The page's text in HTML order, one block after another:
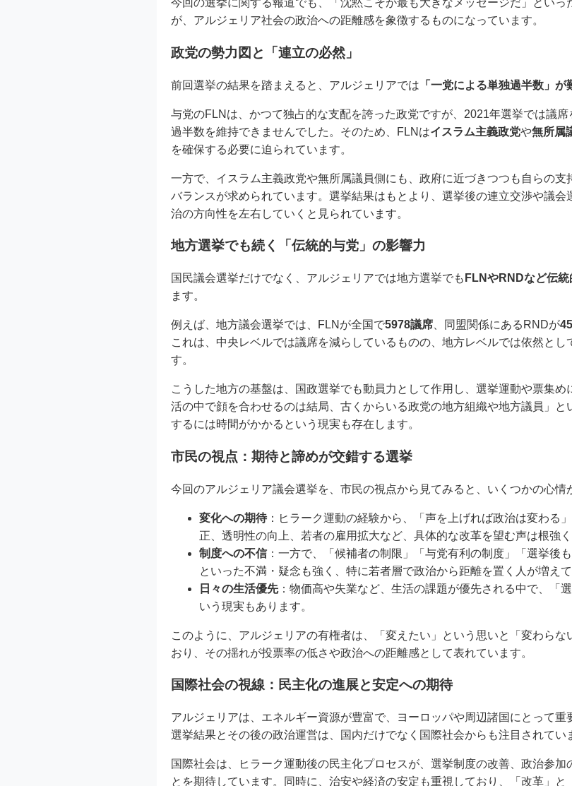
今回の選挙に関する報道でも、「沈黙こそが最も大きなメッセージだ」といっ
が、アルジェリア社会の政治への距離感を象徴するものになっています。
政党の勢力図と「連立の必然」
前回選挙の結果を踏まえると、アルジェリアでは 「一党による単独過半数」が
与党のFLNは、かつて独占的な支配を誇った政党ですが、2021年選挙では議
過半数を維持できませんでした。そのため、FLNはイスラム主義政党や無所属
を確保する必要に迫られています。
一方で、イスラム主義政党や無所属議員側にも、政府に近づきつつも自らの
バランスが求められています。選挙結果はもとより、選挙後の連立交渉や議
治の方向性を左右していくと見られています。
地方選挙でも続く「伝統的与党」の影響力
国民議会選挙だけでなく、アルジェリアでは地方選挙でも FLNやRNDなど伝
ます。
例えば、地方議会選挙では、FLNが全国で5978議席 、同盟関係にあるRNDが
これは、中央レベルでは議席を減らしているものの、地方レベルでは依然と
す。
こうした地方の基盤は、国政選挙でも動員力として作用し、選挙運動や票集
活の中で顔を合わせるのは結局、古くからいる政党の地方組織や地方議員」
するには時間がかかるという現実も存在します。
市民の視点：期待と諦めが交錯する選挙
今回のアルジェリア議会選挙を、市民の視点から見てみると、いくつかの心情
変化への期待：ヒラーク運動の経験から、「声を上げれば政治は変わる
正、透明性の向上、若者の雇用拡大など、具体的な改革を望む声は根強く
制度への不信：一方で、「候補者の制限」「与党有利の制度」「選挙後
といった不満・疑念も強く、特に若者層で政治から距離を置く人が増えて
日々の生活優先：物価高や失業など、生活の課題が優先される中で、「
いう現実もあります。
このように、アルジェリアの有権者は、「変えたい」という思いと「変わら
おり、その揺れが投票率の低さや政治への距離感として表れています。
国際社会の視線：民主化の進展と安定への期待
アルジェリアは、エネルギー資源が豊富で、ヨーロッパや周辺諸国にとって
選挙結果とその後の政治運営は、国内だけでなく国際社会からも注目されてい
国際社会は、ヒラーク運動後の民主化プロセスが、選挙制度の改善、政治参加
とを期待しています。同時に、治安や経済の安定も重視しており、「改革」